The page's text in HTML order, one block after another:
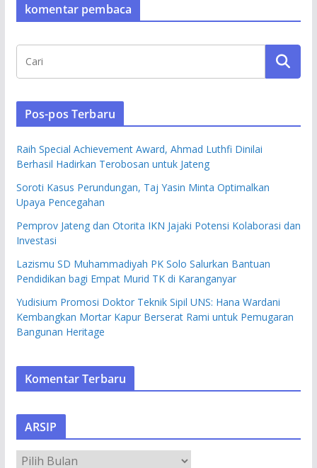
komentar pembaca
Pos-pos Terbaru
Raih Special Achievement Award, Ahmad Luthfi Dinilai
Berhasil Hadirkan Terobosan untuk Jateng
Soroti Kasus Perundungan, Taj Yasin Minta Optimalkan
Upaya Pencegahan
Pemprov Jateng dan Otorita IKN Jajaki Potensi Kolaborasi dan
Investasi
Lazismu SD Muhammadiyah PK Solo Salurkan Bantuan
Pendidikan bagi Empat Murid TK di Karanganyar
Yudisium Promosi Doktor Teknik Sipil UNS: Hana Wardani
Kembangkan Mortar Kapur Berserat Rami untuk Pemugaran
Bangunan Heritage
Komentar Terbaru
ARSIP